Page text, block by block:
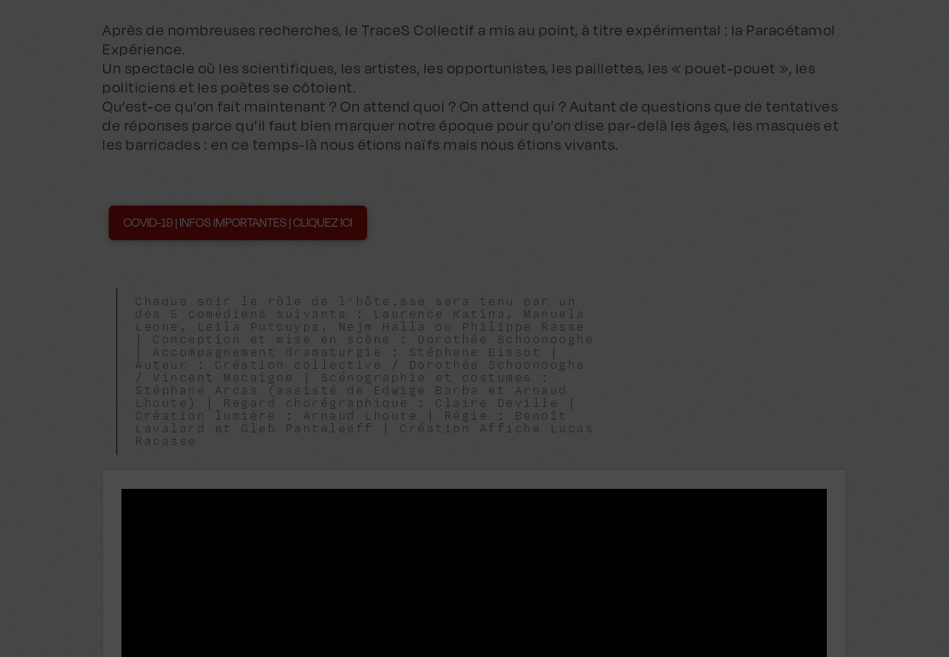
Après de nombreuses recherches, le TraceS Collectif a mis au point, à titre expérimental : la Paracétamol
Expérience.
Un spectacle où les scientifiques, les artistes, les opportunistes, les paillettes, les « pouet-pouet », les
politiciens et les poètes se côtoient.
Qu’est-ce qu’on fait maintenant ? On attend quoi ? On attend qui ? Autant de questions que de tentatives
de réponses parce qu’il faut bien marquer notre époque pour qu’on dise par-delà les âges, les masques et
les barricades : en ce temps-là nous étions naïfs mais nous étions vivants.
COVID-19 | INFOS IMPORTANTES | CLIQUEZ ICI
Chaque soir le rôle de l'hôte.sse sera tenu par un
des 5 comédiens suivants : Laurence Katina, Manuela
Leone, Leila Putcuyps, Nejm Halla ou Philippe Rasse
| Conception et mise en scène : Dorothée Schoonooghe
| Accompagnement dramaturgie : Stéphane Bissot |
Auteur : Création collective / Dorothée Schoonooghe
/ Vincent Macaigne | Scénographie et costumes :
Stéphane Arcas (assisté de Edwige Barba et Arnaud
Lhoute) | Regard chorégraphique : Claire Deville |
Création lumière : Arnaud Lhoute | Régie : Benoît
Lavalard et Gleb Panteleeff | Création Affiche Lucas
Racasse